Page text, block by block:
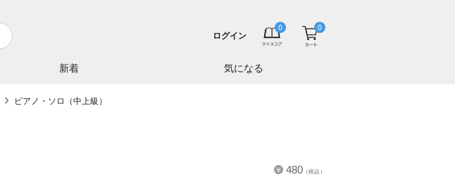
新着 気になる
ログイン
ピアノ・ソロ（中上級）
480 （税込）